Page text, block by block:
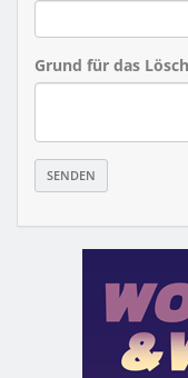
Grund für das